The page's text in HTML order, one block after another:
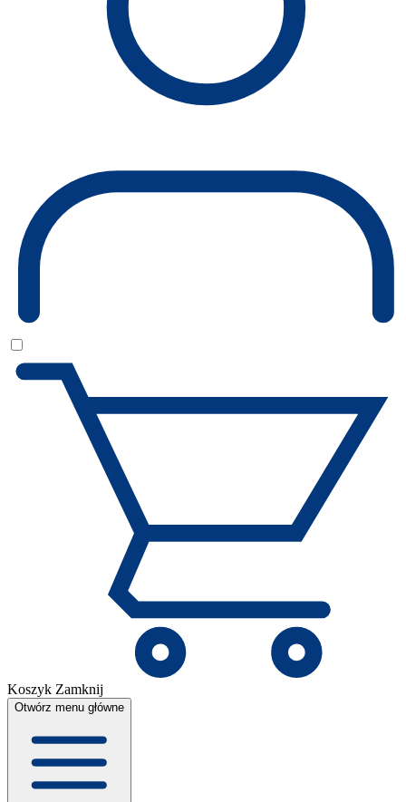
Koszyk Zamknij
Otwórz menu główne